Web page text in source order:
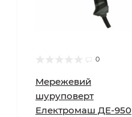
0
Мережевий
шуруповерт
Електромаш ДЕ-950